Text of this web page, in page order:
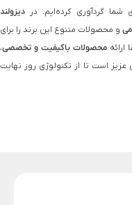
شما گردآوری کرده‌ایم. در دیزولند
و محصولات متنوع این برند را برای
محصولات باکیفیت و تخصصی،
عزیز است تا از تکنولوژی روز نهایت